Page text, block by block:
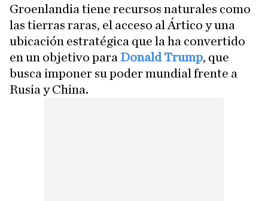
Groenlandia tiene recursos naturales como
las tierras raras, el acceso al Ártico y una
ubicación estratégica que la ha convertido
en un objetivo para Donald Trump, que
busca imponer su poder mundial frente a
Rusia y China.